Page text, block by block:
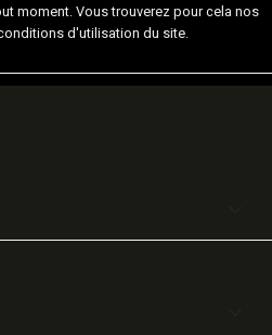
moment. Vous trouverez pour cela nos
d'utilisation du site.